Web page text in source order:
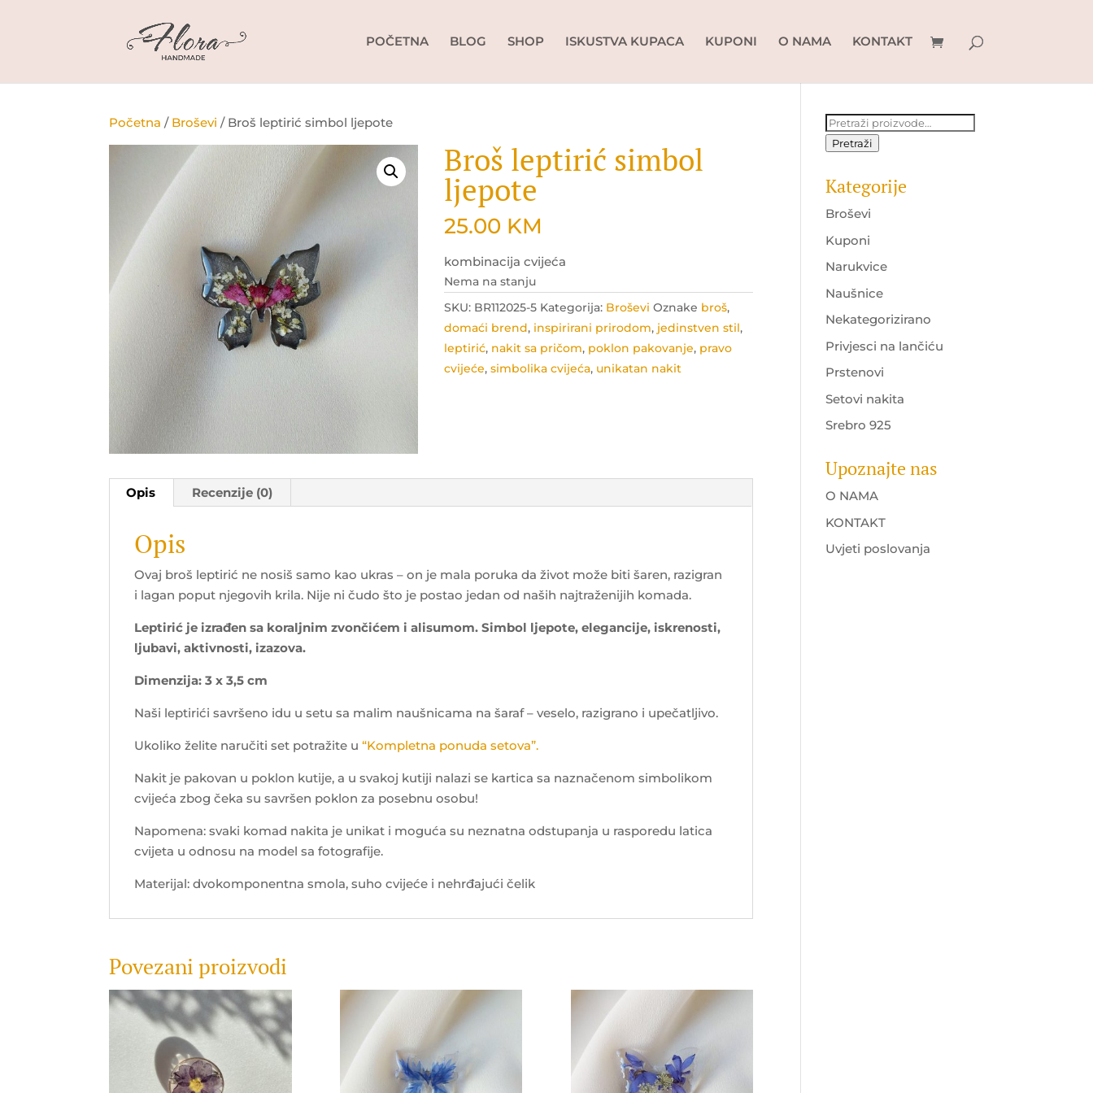
POČETNA BLOG SHOP ISKUSTVA KUPACA KUPONI O NAMA KONTAKT
Početna / Broševi / Broš leptirić simbol ljepote
Broš leptirić simbol
ljepote
25.00 KM
kombinacija cvijeća
Nema na stanju
SKU: BR112025-5 Kategorija: Broševi Oznake broš,
domaći brend, inspirirani prirodom, jedinstven stil,
leptirić, nakit sa pričom, poklon pakovanje, pravo
cvijeće,simbolika cvijeća, unikatan nakit
Opis Recenzije (0)
Opis
Ovaj broš leptirić ne nosiš samo kao ukras – on je mala poruka da život može biti šaren, razigran
i lagan poput njegovih krila. Nije ni čudo što je postao jedan od naših najtraženijih komada.
Leptirić je izrađen sa koraljnim zvončićem i alisumom. Simbol ljepote, elegancije, iskrenosti,
ljubavi, aktivnosti, izazova.
Dimenzija: 3 x 3,5 cm
Naši leptirići savršeno idu u setu sa malim naušnicama na šaraf – veselo, razigrano i upečatljivo.
Ukoliko želite naručiti set potražite u“Kompletna ponuda setova”.
Nakit je pakovan u poklon kutije, a u svakoj kutiji nalazi se kartica sa naznačenom simbolikom
cvijeća zbog čeka su savršen poklon za posebnu osobu!
Napomena: svaki komad nakita je unikat i moguća su neznatna odstupanja u rasporedu latica
cvijeta u odnosu na model sa fotografije.
Materijal: dvokomponentna smola, suho cvijeće i nehrđajući čelik
Povezani proizvodi
Pretraži:
Pretraži
Kategorije
Broševi
Kuponi
Narukvice
Naušnice
Nekategorizirano
Privjesci na lančiću
Prstenovi
Setovi nakita
Srebro 925
Upoznajte nas
O NAMA
KONTAKT
Uvjeti poslovanja